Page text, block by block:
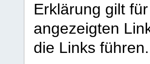
Erklärung gilt
angezeigten
die Links führen.